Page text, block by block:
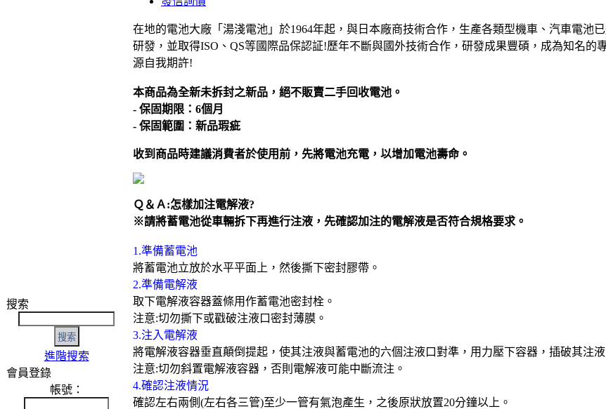
搜索
進階搜索
會員登錄
帳號：
在地的電池大廠「湯淺電池」於1964年起，與日本廠商技術合作，生產各類型機車、汽車電池
研發，並取得ISO、QS等國際品保認証!歷年不斷與國外技術合作，研發成果豐碩，成為知名
源自我期許!
本商品為全新未拆封之新品，絕不販賣二手回收電池。
- 保固期限：6個月
- 保固範圍：新品瑕疵
收到商品時建議消費者於使用前，先將電池充電，以增加電池壽命。
Ｑ＆Ａ:怎樣加注電解液?
※請將蓄電池從車輛拆下再進行注液，先確認加注的電解液是否符合規格要求。
1.準備蓄電池
將蓄電池立放於水平平面上，然後撕下密封膠帶。
2.準備電解液
取下電解液容器蓋條用作蓄電池密封栓。
注意:切勿撕下或戳破注液口密封薄膜。
3.注入電解液
將電解液容器垂直顛倒提起，使其注液與蓄電池的六個注液口對準，用力壓下容器，插破其注
注意:切勿斜置電解液容器，否則電解液可能中斷流注。
4.確認注液情況
確認左右兩側(左右各三管)至少一管有氣泡產生，之後原狀放置20分鐘以上。